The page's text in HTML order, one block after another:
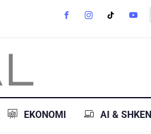
EKONOMI AI &